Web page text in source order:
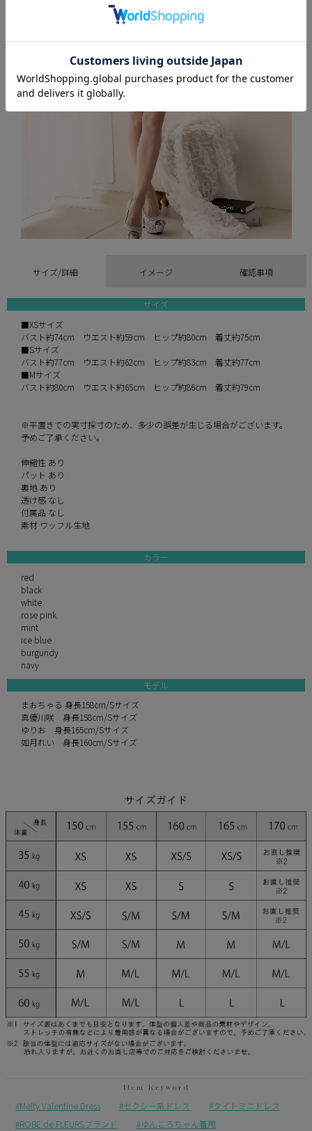
サイズ/詳細 イメージ 確認事項
サイズ
■XSサイズ
バスト約74cm ウエスト約59cm ヒップ約80cm 着丈約75cm
■Sサイズ
バスト約77cm ウエスト約62cm ヒップ約83cm 着丈約77cm
■Mサイズ
バスト約80cm ウエスト約65cm ヒップ約86cm 着丈約79cm
※平置きでの実寸採寸のため、多少の誤差が生じる場合がございます。
予めご了承ください。
伸縮性 あり
パット あり
裏地 あり
透け感 なし
付属品 なし
素材 ワッフル生地
カラー
red
black
white
rose pink
mint
ice blue
burgundy
navy
モデル
まおちゃる 身長158cm/Sサイズ
真優川咲 身長158cm/Sサイズ
ゆりお 身長165cm/Sサイズ
如月れい 身長160cm/Sサイズ
Melty Valentine Dress セクシー系ドレス
タイトミニドレス
ROBE de FLEURSブランド
ゆんころちゃん着用